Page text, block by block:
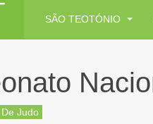
SÃO TEOTÓNIO
Judo